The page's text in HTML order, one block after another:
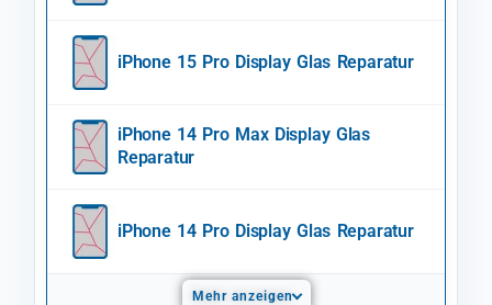
iPhone 15 Pro Display Glas Reparatur
iPhone 14 Pro Max Display Glas
Reparatur
iPhone 14 Pro Display Glas Reparatur
Mehr anzeigen